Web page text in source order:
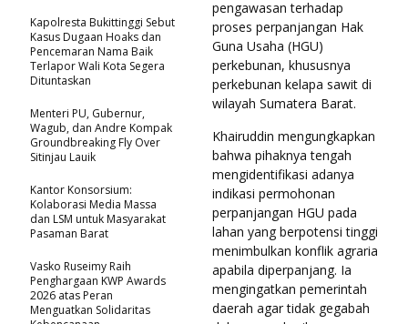
pengawasan terhadap
proses perpanjangan Hak
Guna Usaha (HGU)
perkebunan, khususnya
perkebunan kelapa sawit di
wilayah Sumatera Barat.
Khairuddin mengungkapkan
bahwa pihaknya tengah
mengidentifikasi adanya
indikasi permohonan
perpanjangan HGU pada
lahan yang berpotensi tinggi
menimbulkan konflik agraria
apabila diperpanjang. Ia
mengingatkan pemerintah
daerah agar tidak gegabah
Kapolresta Bukittinggi Sebut
Kasus Dugaan Hoaks dan
Pencemaran Nama Baik
Terlapor Wali Kota Segera
Dituntaskan
Menteri PU, Gubernur,
Wagub, dan Andre Kompak
Groundbreaking Fly Over
Sitinjau Lauik
Kantor Konsorsium:
Kolaborasi Media Massa
dan LSM untuk Masyarakat
Pasaman Barat
Vasko Ruseimy Raih
Penghargaan KWP Awards
2026 atas Peran
Menguatkan Solidaritas